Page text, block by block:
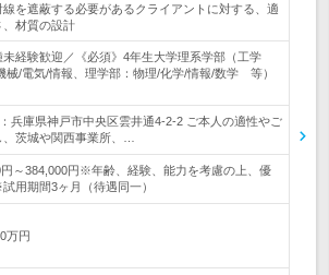
を遮蔽する必要があるクライアントに対する、適
材質の設計
未経験歓迎／《必須》4年生大学理系学部（工学
械/電気/情報、理学部：物理/化学/情報/数学 等）
兵庫県神戸市中央区雲井通4-2-2 ご本人の適性やご
茨城や関西事業所、…
円～384,000円※年齢、経験、能力を考慮の上、優
用期間3ヶ月（待遇同一）
万円